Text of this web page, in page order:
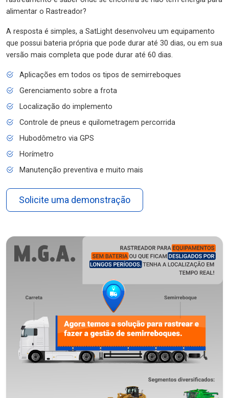
alimentar o Rastreador?
A resposta é simples, a SatLight desenvolveu um equipamento
que possui bateria própria que pode durar até 30 dias, ou em sua
versão mais completa que pode durar até 60 dias.
Aplicações em todos os tipos de semirreboques
Gerenciamento sobre a frota
Localização do implemento
Controle de pneus e quilometragem percorrida
Hubodômetro via GPS
Horímetro
Manutenção preventiva e muito mais
Solicite uma demonstração